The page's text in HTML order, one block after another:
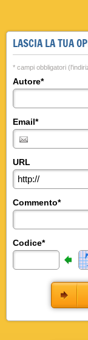
LASCIA LA TUA
* campi obbligatori
Autore*
Email*
URL
Commento*
Codice*